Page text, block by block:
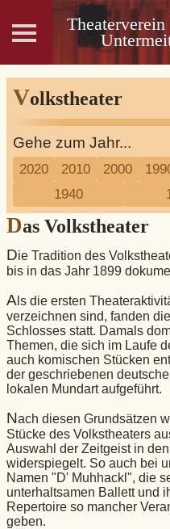
Volkstheater
Gehe zum Jahr...
2020 2010 2000
1940
Das Volkstheater
Die Tradition des
bis in das Jahr 1899
A ls die ersten
verzeichnen sind, fanden
Schlosses statt. Damals
Themen, die sich im Laufe
auch komischen Stücken
der geschriebenen
lokalen Mundart aufgeführt.
Nach diesen Grundsätzen
Stücke des Volkstheaters
Auswahl der Zeitgeist in
widerspiegelt. So auch bei
Namen "D' Muhhackl", die
unterhaltsamen Ballett und
Repertoire so mancher
geben.